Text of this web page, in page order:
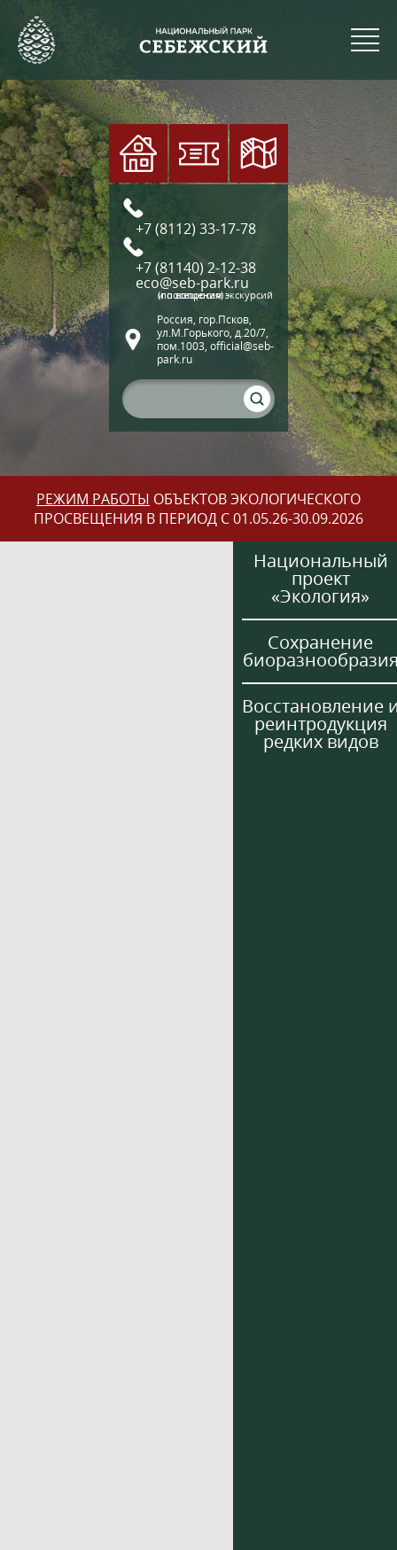
+7 (8112) 33-17-78
+7 (81140) 2-12-38
eco@seb-park.ru
(по вопросам экскурсий и посещения)
Россия, гор.Псков,
ул.М.Горького, д.20/7,
пом.1003, official@seb-
park.ru
РЕЖИМ РАБОТЫ ОБЪЕКТОВ ЭКОЛОГИЧЕСКОГО
ПРОСВЕЩЕНИЯ В ПЕРИОД С 01.05.26-30.09.2026
Национальный
проект
«Экология»
Сохранение
Восстановление
реинтродукция
редких видов